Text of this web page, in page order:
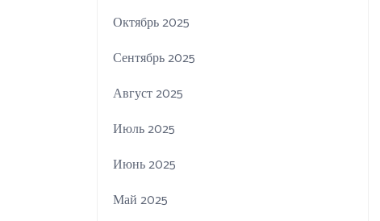
Октябрь 2025
Сентябрь 2025
Август 2025
Июль 2025
Июнь 2025
Май 2025